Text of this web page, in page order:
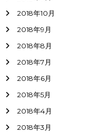
2018年10月
2018年9月
2018年8月
2018年7月
2018年6月
2018年5月
2018年4月
2018年3月